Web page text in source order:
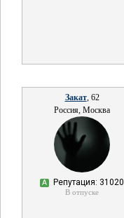
Закат, 62
Россия, Москва
А Репутация: 31020
В отпуске